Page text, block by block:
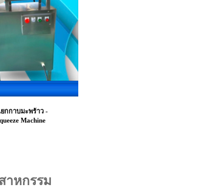
กกาบมะพร้าว -
Machine
าหกรรม